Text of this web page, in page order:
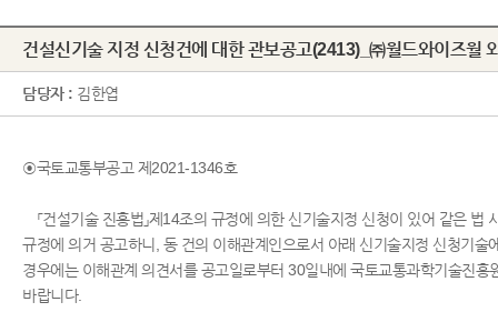
건설신기술 지정 신청건에 대한 관보공고(2413)_㈜월드와이즈월
담당자 : 김한엽
◉국토교통부공고 제2021-1346호
「건설기술 진흥법」제14조의 규정에 의한 신기술지정 신청이 있어 같은 법
규정에 의거 공고하니, 동 건의 이해관계인으로서 아래 신기술지정 신청기술
경우에는 이해관계 의견서를 공고일로부터 30일내에 국토교통과학기술진흥
바랍니다.